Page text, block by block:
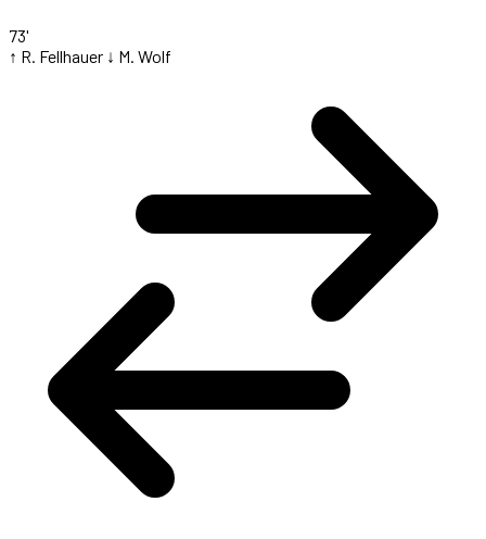
73'
↑ R. Fellhauer ↓ M. Wolf